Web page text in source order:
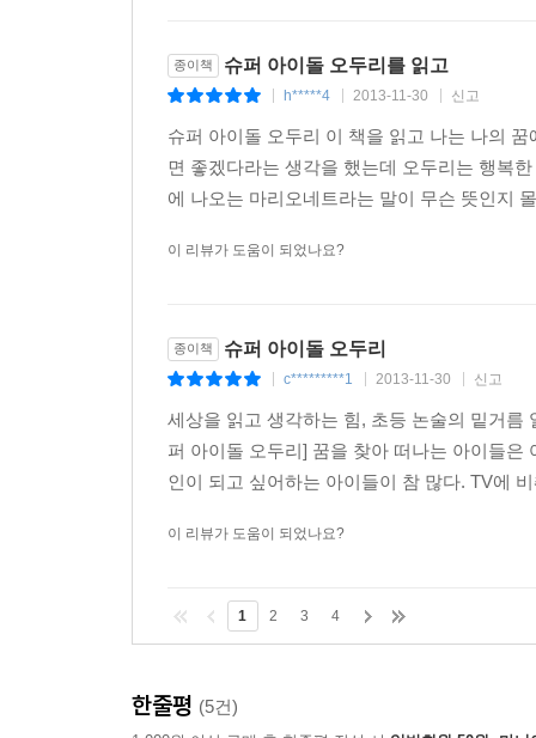
종이책 슈퍼 아이돌 오두리를 읽고
h*****4 2013-11-30 신고
슈퍼 아이돌 오두리 이 책을 읽고 나는 나의
면 좋겠다라는 생각을 했는데 오두리는 행복
에 나오는 마리오네트라는 말이 무슨 뜻인지
이 리뷰가 도움이 되었나요?
종이책 슈퍼 아이돌 오두리
c*********1 2013-11-30 신고
세상을 읽고 생각하는 힘, 초등 논술의 밑거름
퍼 아이돌 오두리] 꿈을 찾아 떠나는 아이들
인이 되고 싶어하는 아이들이 참 많다. TV에
이 리뷰가 도움이 되었나요?
1 2 3 4
한줄평 (5건)